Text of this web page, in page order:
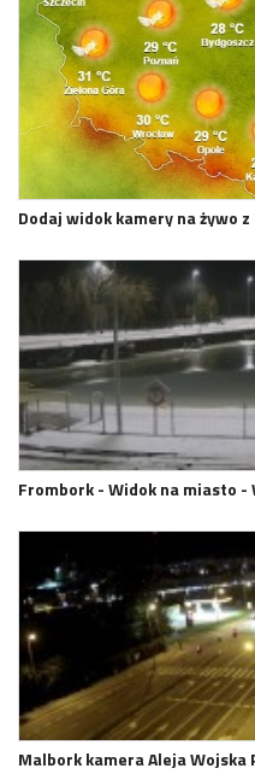
Dodaj widok kamery na żywo
Frombork - Widok na miasto
Malbork kamera Aleja